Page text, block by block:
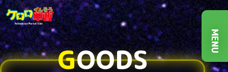
MENU
GOODS